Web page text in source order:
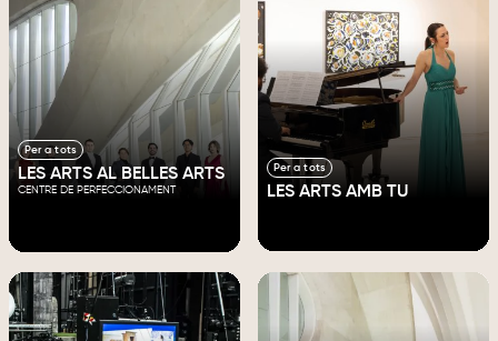
Per a tots
LES ARTS AL BELLES ARTS
CENTRE DE PERFECCIONAMENT
Per a tots
LES ARTS AMB TU